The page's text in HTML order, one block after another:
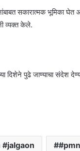
सकारात्मक भूमिका घेत
व्यक्त केले.
दिशेने पुढे जाण्याचा संदेश